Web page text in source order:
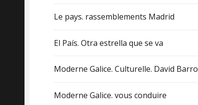
Le pays. rassemblements Madrid
El País. Otra estrella que se va
Moderne Galice. Culturelle. David Barro
Moderne Galice. vous conduire